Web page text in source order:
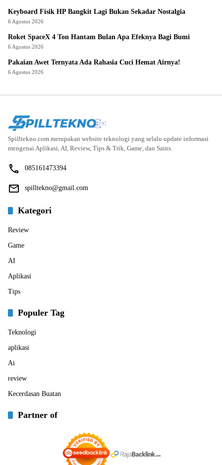
Keyboard Fisik HP Bangkit Lagi Bukan Sekadar Nostalgia
6 Agustus 2026
Roket SpaceX 4 Ton Hantam Bulan Apa Efeknya Bagi Bumi
6 Agustus 2026
Pakaian Awet Ternyata Ada Rahasia Cuci Hemat Airnya!
6 Agustus 2026
Spilltekno.com merupakan website teknologi yang selalu update informasi
mengenai Aplikasi, AI, Review, Tips & Trik, Game, dan Sains.
085161473394
spilltekno@gmail.com
Kategori
Review
Game
AI
Aplikasi
Tips
Populer Tag
Teknologi
aplikasi
Ai
review
Kecerdasan Buatan
Partner of